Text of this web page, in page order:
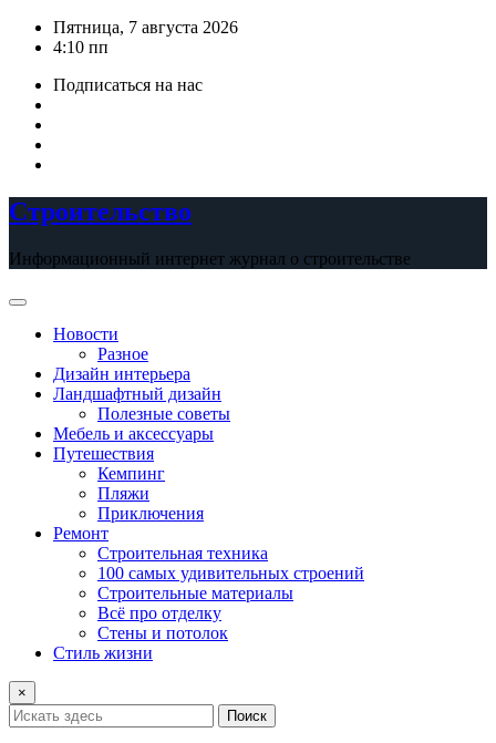
ПерейтиПятница, 7 августа 2026
4:10 пп
Подписаться на нас
Строительство
Информационный интернет журнал о строительстве
Новости
Разное
Дизайн интерьера
Ландшафтный дизайн
Полезные советы
Мебель и аксессуары
Путешествия
Кемпинг
Пляжи
Приключения
Ремонт
Строительная техника
100 самых удивительных строений
Строительные материалы
Всё про отделку
Стены и потолок
Стиль жизни
×
Поиск